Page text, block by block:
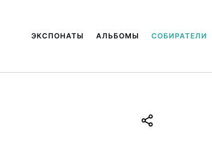
ЭКСПОНАТЫ АЛЬБОМЫ СОБИРАТЕЛИ